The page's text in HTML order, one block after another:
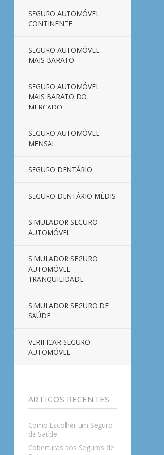
SEGURO AUTOMÓVEL
CONTINENTE
SEGURO AUTOMÓVEL
MAIS BARATO
SEGURO AUTOMÓVEL
MAIS BARATO DO
MERCADO
SEGURO AUTOMÓVEL
MENSAL
SEGURO DENTÁRIO
SEGURO DENTÁRIO MÉDIS
SIMULADOR SEGURO
AUTOMÓVEL
SIMULADOR SEGURO
AUTOMÓVEL
TRANQUILIDADE
SIMULADOR SEGURO DE
SAÚDE
VERIFICAR SEGURO
AUTOMÓVEL
ARTIGOS RECENTES
Como Escolher um Seguro
de Saúde
Coberturas dos Seguros de